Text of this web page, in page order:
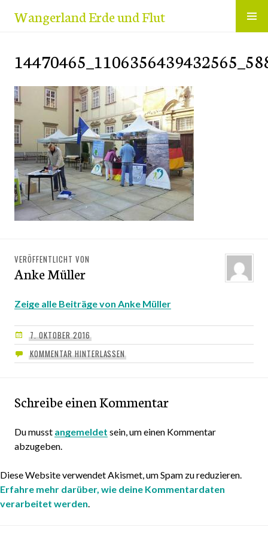
InhaltWangerland Erde und Flut
VERÖFFENTLICHT VON
Anke Müller
Zeige alle Beiträge von Anke Müller
7. OKTOBER 2016
KOMMENTAR HINTERLASSEN
Schreibe einen Kommentar
Du musst angemeldet sein, um einen Kommentar
abzugeben.
Diese Website verwendet Akismet, um Spam zu reduzieren.
Erfahre mehr darüber, wie deine Kommentardaten
verarbeitet werden.